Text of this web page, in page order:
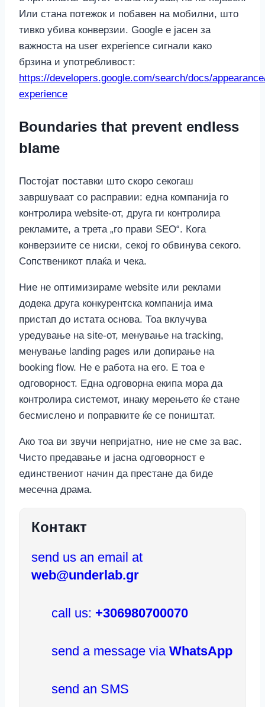
Или стана потежок и побавен на мобилни, што
тивко убива конверзии. Google е јасен за
важноста на user experience сигнали како
брзина и употребливост:
https://developers.google.com/search/docs/
experience
Boundaries that prevent endless
blame
Постојат поставки што скоро секогаш
завршуваат со расправии: една компанија го
контролира website-от, друга ги контролира
рекламите, а трета „го прави SEO“. Кога
конверзиите се ниски, секој го обвинува секого.
Сопственикот плаќа и чека.
Ние не оптимизираме website или реклами
додека друга конкурентска компанија има
пристап до истата основа. Тоа вклучува
уредување на site-от, менување на tracking,
менување landing pages или допирање на
booking flow. Не е работа на его. Е тоа е
одговорност. Една одговорна екипа мора да
контролира системот, инаку мерењето ќе стане
бесмислено и поправките ќе се поништат.
Ако тоа ви звучи непријатно, ние не сме за вас.
Чисто предавање и јасна одговорност е
единствениот начин да престане да биде
месечна драма.
Контакт
send us an email at
web@underlab.gr
call us: +306980700070
send a message via WhatsApp
send an SMS